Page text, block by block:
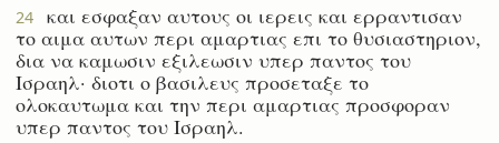
24
και εσφαξαν αυτους οι ιερεις και ερραντισαν
το αιμα αυτων περι αμαρτιας επι το θυσιαστηριον,
δια να καμωσιν εξιλεωσιν υπερ παντος του
Ισραηλ· διοτι ο βασιλευς προσεταξε το
ολοκαυτωμα και την περι αμαρτιας προσφοραν
υπερ παντος του Ισραηλ.